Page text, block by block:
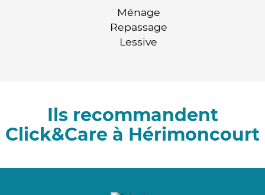
Ménage
Repassage
Lessive
Ils recommandent
Click&Care à Hérimoncourt